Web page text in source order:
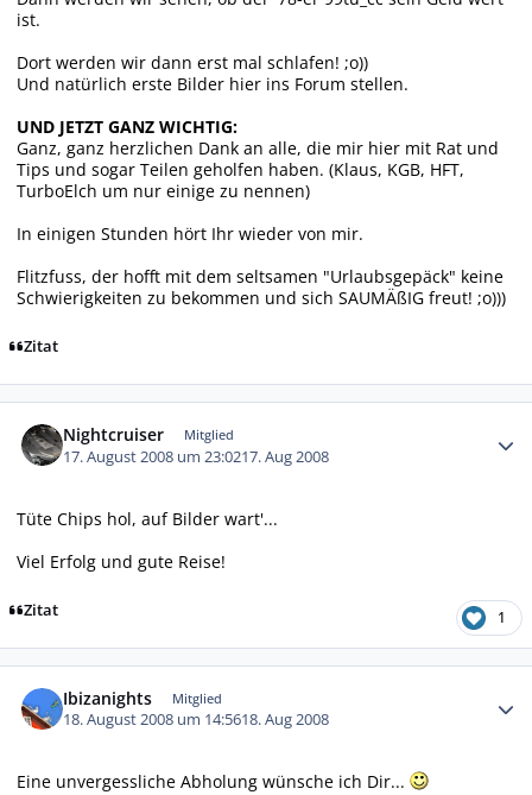
ist.
Dort werden wir dann erst mal schlafen! ;o))
Und natürlich erste Bilder hier ins Forum stellen.
UND JETZT GANZ WICHTIG:
Ganz, ganz herzlichen Dank an alle, die mir hier mit Rat und
Tips und sogar Teilen geholfen haben. (Klaus, KGB, HFT,
TurboElch um nur einige zu nennen)
In einigen Stunden hört Ihr wieder von mir.
Flitzfuss, der hofft mit dem seltsamen "Urlaubsgepäck" keine
Schwierigkeiten zu bekommen und sich SAUMÄßIG freut! ;o)))
Zitat
Nightcruiser Mitglied
17. August 2008 um 23:0217. Aug 2008
Tüte Chips hol, auf Bilder wart'...
Viel Erfolg und gute Reise!
Zitat 1
Ibizanights Mitglied
18. August 2008 um 14:5618. Aug 2008
Eine unvergessliche Abholung wünsche ich Dir...